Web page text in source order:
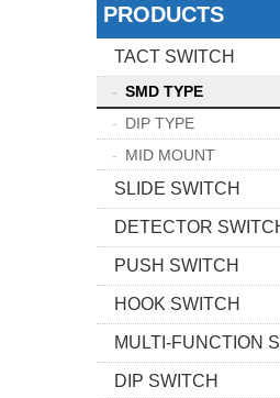
PRODUCTS
TACT SWITCH
SMD TYPE
DIP TYPE
MID MOUNT
SLIDE SWITCH
DETECTOR
PUSH SWITCH
HOOK SWITCH
MULTI-FUNCTION
DIP SWITCH